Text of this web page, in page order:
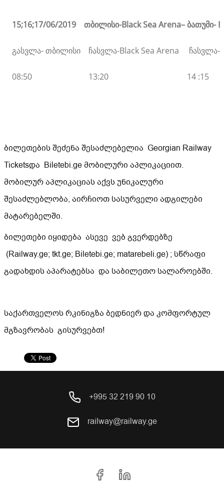
15;16;17/06/2019 თბილისი-Black Sea Arena– ბათუმი-
გასვლა- თბილისი ჩასვლა-Black Sea Arena ჩასვლა-
08:50 13:20 14 :15
ბილეთების შეძენა შესაძლებელია Georgian Railway
Ticketsდა Biletebi.ge მობილური აპლიკაციით.
მობილურ აპლიკაციას აქვს უნიკალური
შესაძლებლობა, აირჩიოთ სასურველი ადგილები
მატარებელში.
ბილეთები იყიდება ასევე ვებ გვერდებზე
(Railway.ge; tkt.ge; Biletebi.ge; matarebeli.ge) ; სწრაფი
გადახდის აპარატებსა და საბილეთო სალაროებში.
საქართველოს რკინიგზა ბედნიერ და კომფორტულ
მგზავრობას გისურვებთ!
+995 32 219 90 10
railway@railway.ge